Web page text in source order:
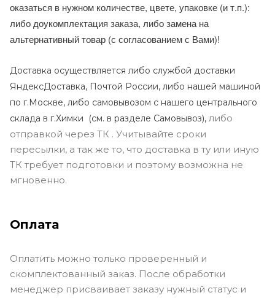
оказаться в нужном количестве, цвете, упаковке (и т.п.):
либо доукомплектация заказа, либо замена на
альтернативный товар (с согласованием с Вами)!
Доставка осуществляется либо службой доставки
ЯндексДоставка, Почтой России, либо нашей машиной
по г.Москве, либо самовывозом с нашего центрального
склада в г.Химки (см. в разделе Самовывоз), либо
отправкой через ТК . Учитывайте сроки
пересылки, а так же то, что доставка в ту или иную
ТК требует подготовки и поэтому возможна не
мгновенно.
Оплата
Оплатить можно только проверенный и
скомплектованный заказ. После обработки
менеджер присваивает заказу нужный статус и